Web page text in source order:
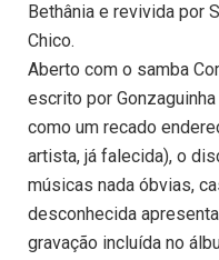
Bethânia e revivida por
Chico.
Aberto com o samba
escrito por
como um recado
artista, já falecida), o
músicas nada óbvias,
desconhecida
gravação incluída no